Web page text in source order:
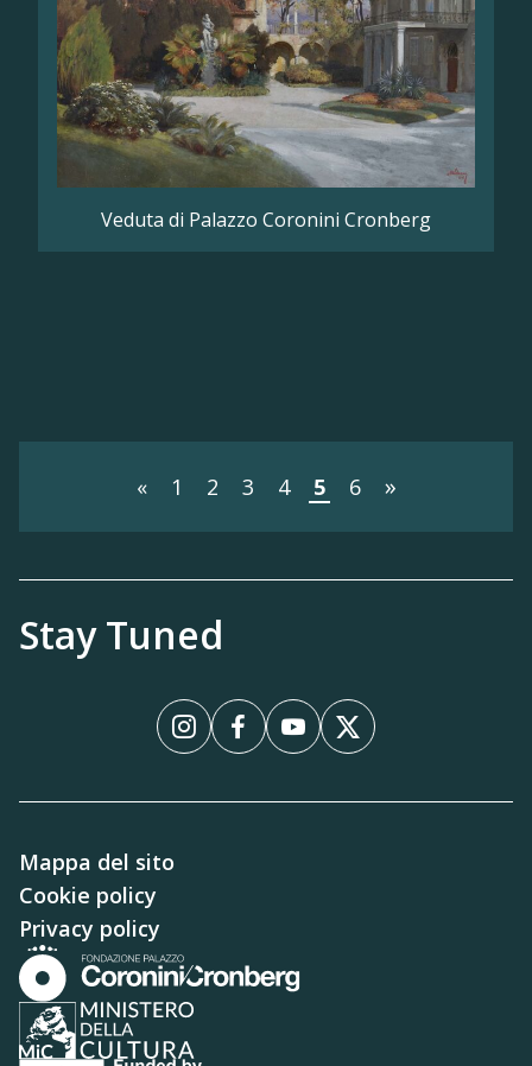
Veduta di Palazzo Coronini Cronberg
« 1 2 3 4 5 6 »
Stay Tuned
InstagramFacebookYouTube
X
Mappa del sito
Cookie policy
Privacy policy